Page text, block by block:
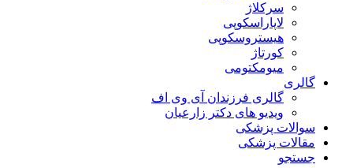
سرکلاژ
لاپاراسکوپی
هیستروسکوپی
کورتاژ
میومکتومی
گالری
گالری فرزندان آی وی اف
ویدیو های دکتر زارعیان
سوالات پزشکی
مقالات پزشکی
جستجو